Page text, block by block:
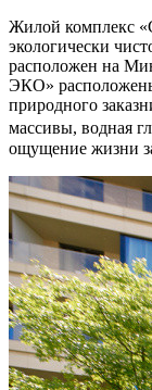
Жилой комплекс
экологически
расположен на
ЭКО»
природного
массивы, водная
ощущение жизни